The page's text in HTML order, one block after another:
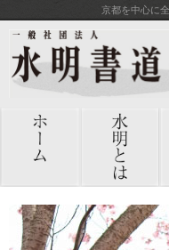
京都を中心に